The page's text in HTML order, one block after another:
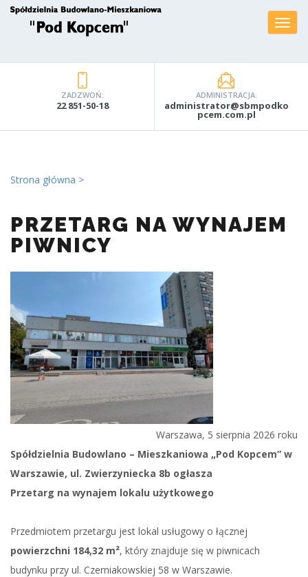
ZADZWOŃ:
22 851-50-18
ADMINISTRACJA:
administrator@sbmpodko
pcem.com.pl
Strona główna
PRZETARG NA WYNAJEM
PIWNICY
Warszawa, 5 sierpnia 2026 roku
Spółdzielnia Budowlano – Mieszkaniowa „Pod Kopcem” w
Warszawie, ul. Zwierzyniecka 8b ogłasza
Przetarg na wynajem lokalu użytkowego
Przedmiotem przetargu jest lokal usługowy o łącznej
powierzchni 184,32 m², który znajduje się w piwnicach
budynku przy ul. Czerniakowskiej 58 w Warszawie.